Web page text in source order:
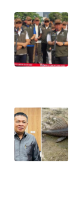
WN
KEPRI
WN
PAPUA
BARAT